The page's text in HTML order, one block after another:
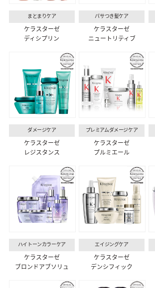
まとまりケア
ケラスターゼ
ディシプリン
パサつき髪ケア
ケラスターゼ
ニュートリティブ
ダメージケア
ケラスターゼ
レジスタンス
プレミアムダメージケア
ケラスターゼ
プルミエール
ハイトーンカラーケア
ケラスターゼ
ブロンドアブソリュ
エイジングケア
ケラスターゼ
デンシフィック